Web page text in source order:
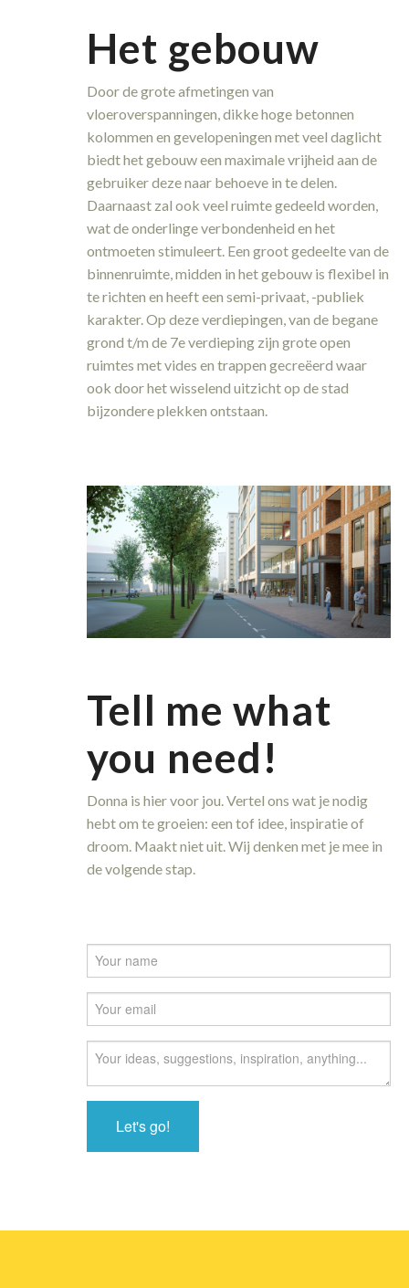
Het gebouw
Door de grote afmetingen van
vloeroverspanningen, dikke hoge betonnen
kolommen en gevelopeningen met veel daglicht
biedt het gebouw een maximale vrijheid aan de
gebruiker deze naar behoeve in te delen.
Daarnaast zal ook veel ruimte gedeeld worden,
wat de onderlinge verbondenheid en het
ontmoeten stimuleert. Een groot gedeelte van de
binnenruimte, midden in het gebouw is flexibel in
te richten en heeft een semi-privaat, -publiek
karakter. Op deze verdiepingen, van de begane
grond t/m de 7e verdieping zijn grote open
ruimtes met vides en trappen gecreëerd waar
ook door het wisselend uitzicht op de stad
bijzondere plekken ontstaan.
Tell me what
you need!
Donna is hier voor jou. Vertel ons wat je nodig
hebt om te groeien: een tof idee, inspiratie of
droom. Maakt niet uit. Wij denken met je mee in
de volgende stap.
Let's go!